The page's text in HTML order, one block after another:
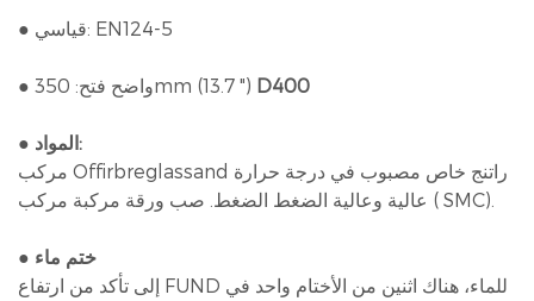
● قياسي: EN124-5
● واضح فتح: 350mm (13.7 ") D400
● المواد:
مركب Offirbreglassand راتنج خاص مصبوب في درجة حرارة
عالية وعالية الضغط الضغط. صب ورقة مركبة مركب ( SMC).
● ختم ماء
إلى تأكد من ارتفاع FUND للماء، هناك اثنين من الأختام واحد في